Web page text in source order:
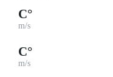
°C
m/s
°C
m/s